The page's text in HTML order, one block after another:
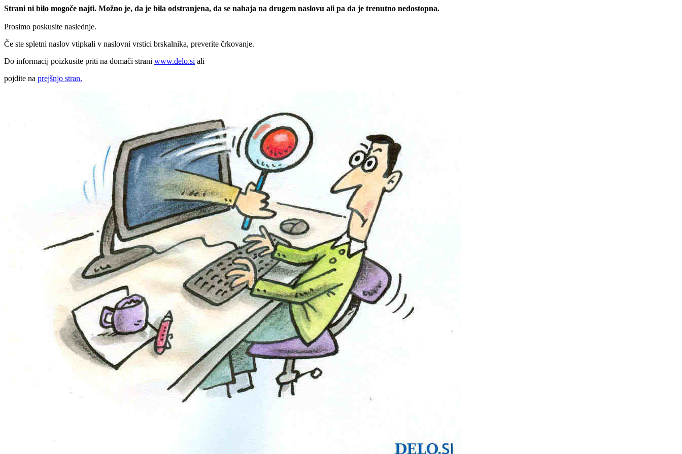
Strani ni bilo mogoče najti. Možno je, da je bila odstranjena, da se nahaja na drugem naslovu ali pa da je trenutno nedostopna.
Prosimo poskusite naslednje.
Če ste spletni naslov vtipkali v naslovni vrstici brskalnika, preverite črkovanje.
Do informacij poizkusite priti na domači strani www.delo.si ali
pojdite na prejšnjo stran.